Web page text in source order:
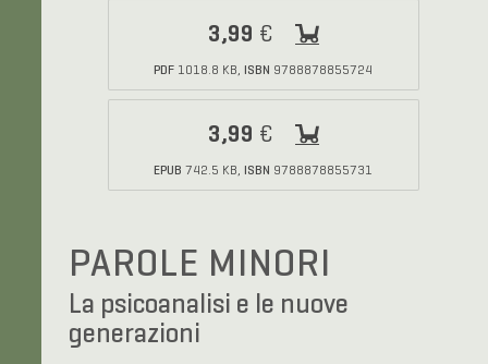
3,99 €
PDF 1018.8 KB, ISBN 9788878855724
3,99 €
EPUB 742.5 KB, ISBN 9788878855731
PAROLE MINORI
La psicoanalisi e le nuove
generazioni